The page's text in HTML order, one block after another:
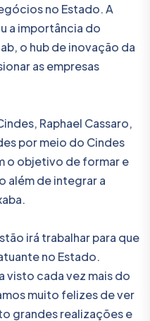
no Estado. A
a importância do
o hub de inovação da
as empresas
Raphael Cassaro,
por meio do Cindes
o objetivo de formar e
além de integrar a
irá trabalhar para que
no Estado.
visto cada vez mais do
muito felizes de ver
grandes realizações e